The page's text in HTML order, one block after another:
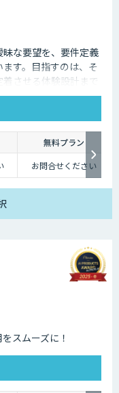
昧な要望を、要件定義
す。目指すのは、そ
させる体験設計まで
無料プラン
お問合せください
スムーズに！